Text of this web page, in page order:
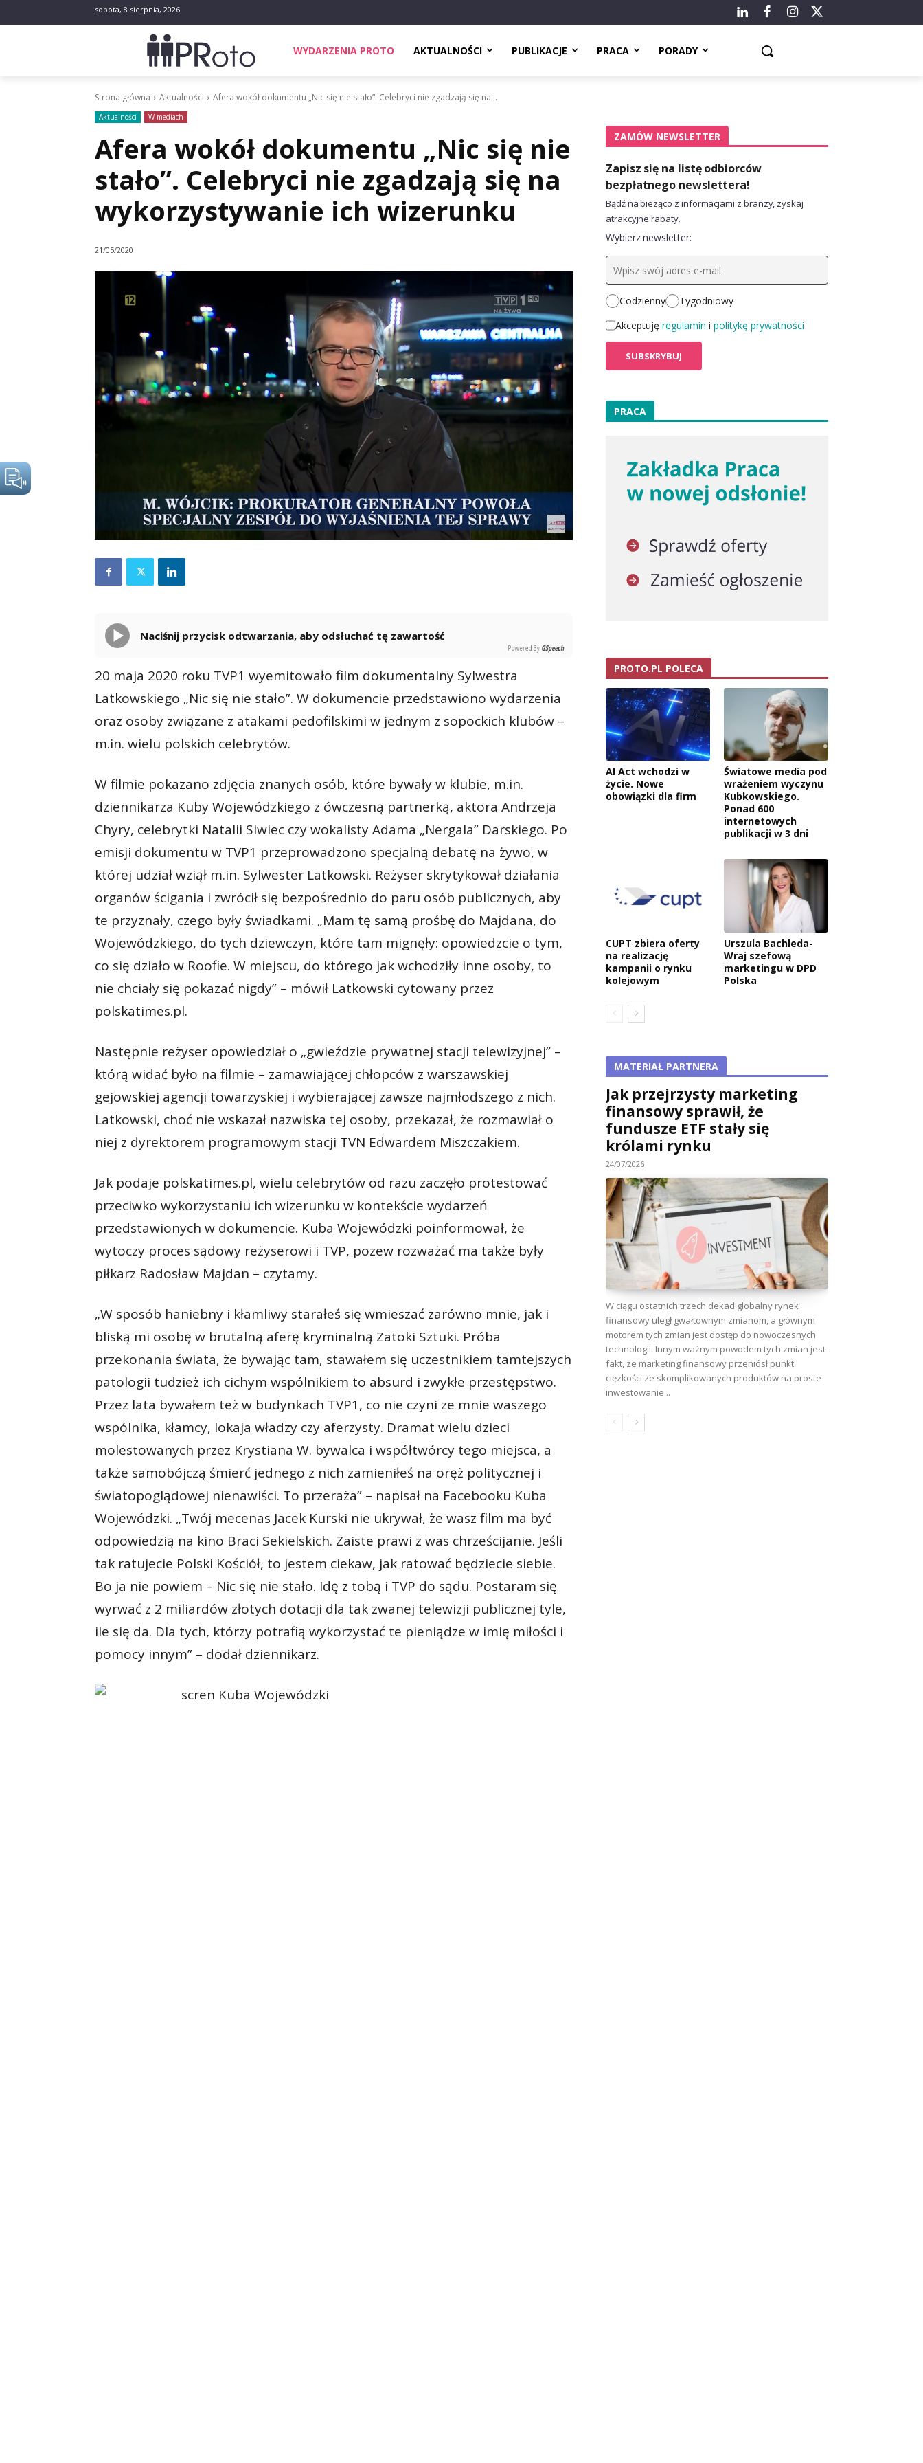
sobota, 8 sierpnia, 2026
WYDARZENIA PROTO AKTUALNOŚCI PUBLIKACJE PRACA PORADY
Strona główna Aktualności Afera wokół dokumentu „Nic się nie stało”. Celebryci nie zgadzają się na...
Aktualności W mediach
Afera wokół dokumentu „Nic się nie
stało”. Celebryci nie zgadzają się na
wykorzystywanie ich wizerunku
21/05/2020
Naciśnij przycisk odtwarzania, aby odsłuchać tę zawartość
Powered By GSpeech
20 maja 2020 roku TVP1 wyemitowało film dokumentalny Sylwestra
Latkowskiego „Nic się nie stało”. W dokumencie przedstawiono wydarzenia
oraz osoby związane z atakami pedofilskimi w jednym z sopockich klubów –
m.in. wielu polskich celebrytów.
W filmie pokazano zdjęcia znanych osób, które bywały w klubie, m.in.
dziennikarza Kuby Wojewódzkiego z ówczesną partnerką, aktora Andrzeja
Chyry, celebrytki Natalii Siwiec czy wokalisty Adama „Nergala” Darskiego. Po
emisji dokumentu w TVP1 przeprowadzono specjalną debatę na żywo, w
której udział wziął m.in. Sylwester Latkowski. Reżyser skrytykował działania
organów ścigania i zwrócił się bezpośrednio do paru osób publicznych, aby
te przyznały, czego były świadkami. „Mam tę samą prośbę do Majdana, do
Wojewódzkiego, do tych dziewczyn, które tam mignęły: opowiedzcie o tym,
co się działo w Roofie. W miejscu, do którego jak wchodziły inne osoby, to
nie chciały się pokazać nigdy” – mówił Latkowski cytowany przez
polskatimes.pl.
Następnie reżyser opowiedział o „gwieździe prywatnej stacji telewizyjnej” –
którą widać było na filmie – zamawiającej chłopców z warszawskiej
gejowskiej agencji towarzyskiej i wybierającej zawsze najmłodszego z nich.
Latkowski, choć nie wskazał nazwiska tej osoby, przekazał, że rozmawiał o
niej z dyrektorem programowym stacji TVN Edwardem Miszczakiem.
Jak podaje polskatimes.pl, wielu celebrytów od razu zaczęło protestować
przeciwko wykorzystaniu ich wizerunku w kontekście wydarzeń
przedstawionych w dokumencie. Kuba Wojewódzki poinformował, że
wytoczy proces sądowy reżyserowi i TVP, pozew rozważać ma także były
piłkarz Radosław Majdan – czytamy.
„W sposób haniebny i kłamliwy starałeś się wmieszać zarówno mnie, jak i
bliską mi osobę w brutalną aferę kryminalną Zatoki Sztuki. Próba
przekonania świata, że bywając tam, stawałem się uczestnikiem tamtejszych
patologii tudzież ich cichym wspólnikiem to absurd i zwykłe przestępstwo.
Przez lata bywałem też w budynkach TVP1, co nie czyni ze mnie waszego
wspólnika, kłamcy, lokaja władzy czy aferzysty. Dramat wielu dzieci
molestowanych przez Krystiana W. bywalca i współtwórcy tego miejsca, a
także samobójczą śmierć jednego z nich zamieniłeś na oręż politycznej i
światopoglądowej nienawiści. To przeraża” – napisał na Facebooku Kuba
Wojewódzki. „Twój mecenas Jacek Kurski nie ukrywał, że wasz film ma być
odpowiedzią na kino Braci Sekielskich. Zaiste prawi z was chrześcijanie. Jeśli
tak ratujecie Polski Kościół, to jestem ciekaw, jak ratować będziecie siebie.
Bo ja nie powiem – Nic się nie stało. Idę z tobą i TVP do sądu. Postaram się
wyrwać z 2 miliardów złotych dotacji dla tak zwanej telewizji publicznej tyle,
ile się da. Dla tych, którzy potrafią wykorzystać te pieniądze w imię miłości i
pomocy innym” – dodał dziennikarz.
ZAMÓW NEWSLETTER
Zapisz się na listę odbiorców
bezpłatnego newslettera!
Bądź na bieżąco z informacjami z branży, zyskaj
atrakcyjne rabaty.
Wybierz newsletter:
Codzienny
Tygodniowy
Akceptuję regulamin i politykę prywatności
PRACA
PROTO.PL POLECA
AI Act wchodzi w
życie. Nowe
obowiązki dla firm
Światowe media pod
wrażeniem wyczynu
Kubkowskiego.
Ponad 600
internetowych
publikacji w 3 dni
CUPT zbiera oferty
na realizację
kampanii o rynku
kolejowym
Urszula Bachleda-
Wraj szefową
marketingu w DPD
Polska
MATERIAŁ PARTNERA
Jak przejrzysty marketing
finansowy sprawił, że
fundusze ETF stały się
królami rynku
24/07/2026
W ciągu ostatnich trzech dekad globalny rynek
finansowy uległ gwałtownym zmianom, a głównym
motorem tych zmian jest dostęp do nowoczesnych
technologii. Innym ważnym powodem tych zmian jest
fakt, że marketing finansowy przeniósł punkt
ciężkości ze skomplikowanych produktów na proste
inwestowanie...